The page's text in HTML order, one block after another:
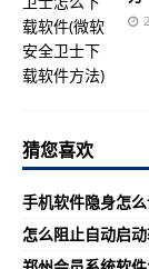
猜您喜欢
手机软件隐身怎
怎么阻止自动启